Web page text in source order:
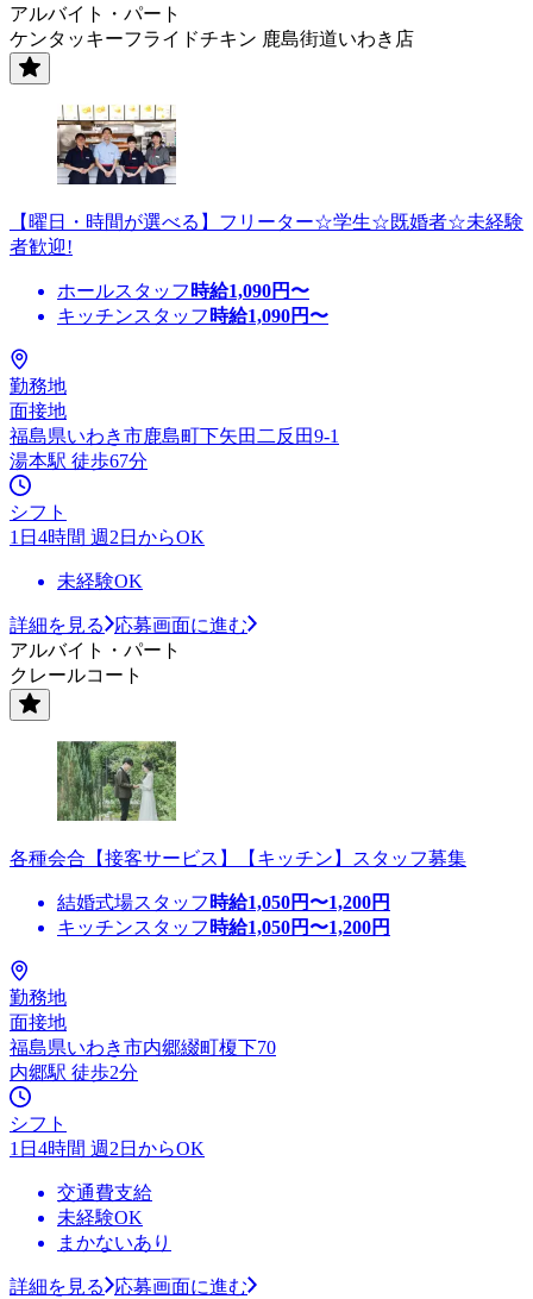
アルバイト・パート
ケンタッキーフライドチキン 鹿島街道いわき店
【曜日・時間が選べる】フリーター☆学生☆既婚者☆未経験
者歓迎!
ホールスタッフ 時給1,090円〜
キッチンスタッフ 時給1,090円〜
勤務地
面接地
福島県いわき市鹿島町下矢田二反田9-1
湯本駅 徒歩67分
シフト
1日4時間 週2日からOK
未経験OK
詳細を見る
応募画面に進む
アルバイト・パート
クレールコート
各種会合【接客サービス】【キッチン】スタッフ募集
結婚式場スタッフ 時給1,050円〜1,200円
キッチンスタッフ 時給1,050円〜1,200円
勤務地
面接地
福島県いわき市内郷綴町榎下70
内郷駅 徒歩2分
シフト
1日4時間 週2日からOK
交通費支給
未経験OK
まかないあり
詳細を見る
応募画面に進む